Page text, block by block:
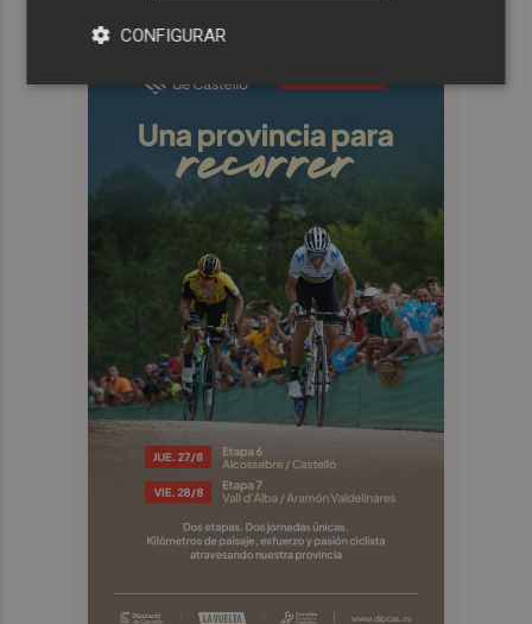
CONFIGURAR